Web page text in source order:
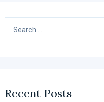
for:
Recent Posts